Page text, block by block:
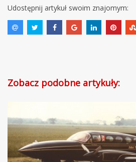
Udostępnij artykuł swoim znajomym:
Zobacz podobne artykuły: